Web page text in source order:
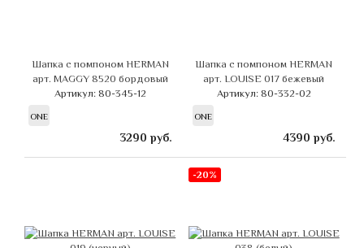
Шапка с помпоном HERMAN
арт. MAGGY 8520 бордовый
Артикул: 80-345-12
ONE
3290 руб.
Шапка с помпоном HERMAN
арт. LOUISE 017 бежевый
Артикул: 80-332-02
ONE
4390 руб.
-20%